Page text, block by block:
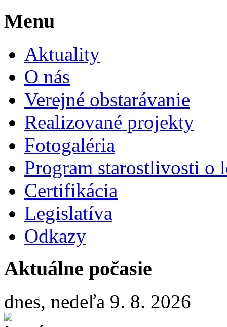
Menu
Aktuality
O nás
Verejné obstarávanie
Realizované projekty
Fotogaléria
Program starostlivosti o
Certifikácia
Legislatíva
Odkazy
Aktuálne počasie
dnes, nedeľa 9. 8. 2026